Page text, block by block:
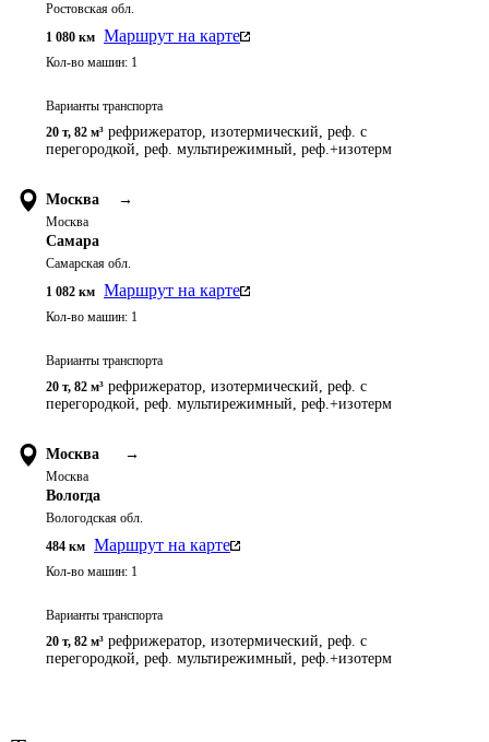
Ростовская обл.
1 080 км Маршрут на карте
Кол-во машин: 1
Варианты транспорта
20 т, 82 м³ рефрижератор, изотермический, реф. с
перегородкой, реф. мультирежимный, реф.+изотерм
Москва →
Москва
Самара
Самарская обл.
1 082 км Маршрут на карте
Кол-во машин: 1
Варианты транспорта
20 т, 82 м³ рефрижератор, изотермический, реф. с
перегородкой, реф. мультирежимный, реф.+изотерм
Москва →
Москва
Вологда
Вологодская обл.
484 км Маршрут на карте
Кол-во машин: 1
Варианты транспорта
20 т, 82 м³ рефрижератор, изотермический, реф. с
перегородкой, реф. мультирежимный, реф.+изотерм